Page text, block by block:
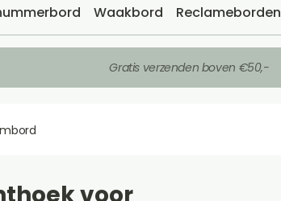
Waakbord Reclameborden
Gratis verzenden boven €50,-